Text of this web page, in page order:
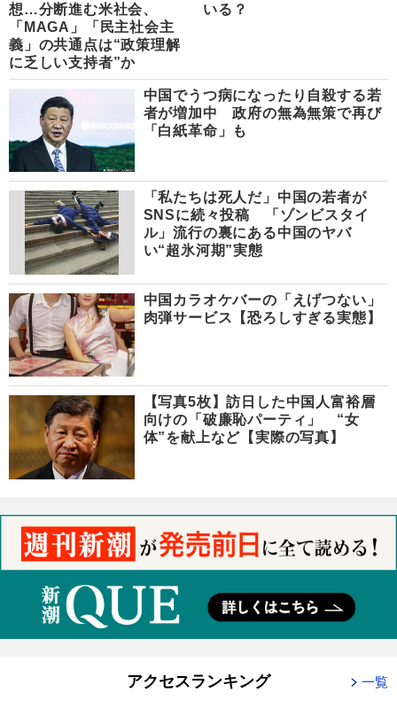
想…分断進む米社会、
「MAGA」「民主社会主
義」の共通点は“政策理解
に乏しい支持者”か
いる？
中国でうつ病になったり自殺する若
者が増加中 政府の無為無策で再び
「白紙革命」も
「私たちは死人だ」中国の若者が
SNSに続々投稿 「ゾンビスタイ
ル」流行の裏にある中国のヤバ
い“超氷河期”実態
中国カラオケバーの「えげつない」
肉弾サービス【恐ろしすぎる実態】
【写真5枚】訪日した中国人富裕層
向けの「破廉恥パーティ」 “女
体”を献上など【実際の写真】
アクセスランキング 一覧